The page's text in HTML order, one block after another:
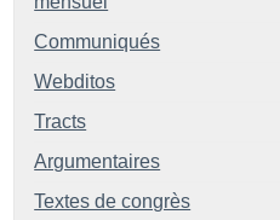
Communiqués
Webditos
Tracts
Argumentaires
Textes de congrès